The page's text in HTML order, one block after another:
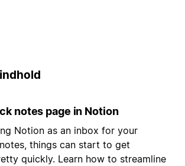
notes page in Notion
Notion as an inbox for your
things can start to get
quickly. Learn how to streamline